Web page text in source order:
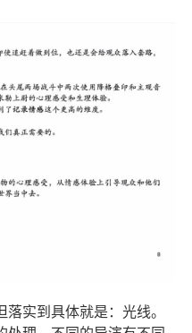
实到具体就是：光线。